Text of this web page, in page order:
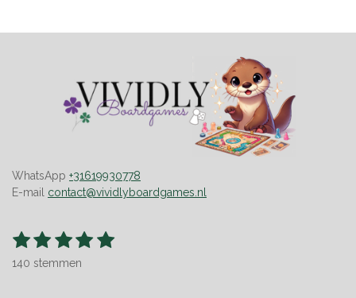
WhatsApp +31619930778
E-mail contact@vividlyboardgames.nl
R
1
s
2
s
3
s
4
s
5
S
140 stemmen